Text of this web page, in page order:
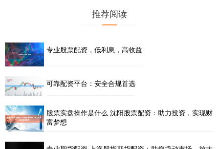
推荐阅读
专业股票配资，低利息，高收益
可靠配资平台：安全合规首选
股票实盘操作是什么 沈阳股票配资：助力投资，实现财
富梦想